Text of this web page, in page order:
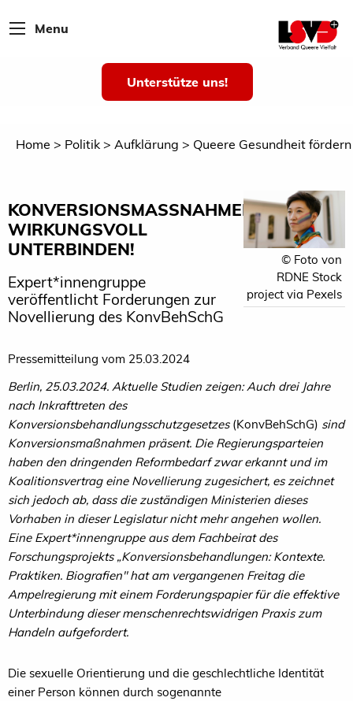
Menu
Unterstütze uns!
Home Politik Aufklärung Queere Gesundheit fördern
KONVERSIONSMASSNAHMEN W
IRKUNGSVOLL U
NTERBINDEN!
Expert*innengruppe
veröffentlicht Forderungen zur
Novellierung des KonvBehSchG
© Foto von
RDNE Stock
project via Pexels
Pressemitteilung vom 25.03.2024
Berlin, 25.03.2024. Aktuelle Studien zeigen: Auch drei Jahre
nach Inkrafttreten des
Konversionsbehandlungsschutzgesetzes (KonvBehSchG) sind
Konversionsmaßnahmen präsent. Die Regierungsparteien
haben den dringenden Reformbedarf zwar erkannt und im
Koalitionsvertrag eine Novellierung zugesichert, es zeichnet
sich jedoch ab, dass die zuständigen Ministerien dieses
Vorhaben in dieser Legislatur nicht mehr angehen wollen.
Eine Expert*innengruppe aus dem Fachbeirat des
Forschungsprojekts „Konversionsbehandlungen: Kontexte.
Praktiken. Biografien" hat am vergangenen Freitag die
Ampelregierung mit einem Forderungspapier für die effektive
Unterbindung dieser menschenrechtswidrigen Praxis zum
Handeln aufgefordert.
Die sexuelle Orientierung und die geschlechtliche Identität
einer Person können durch sogenannte